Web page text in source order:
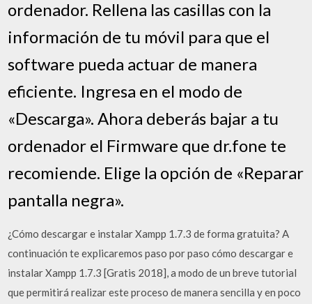
ordenador. Rellena las casillas con la
información de tu móvil para que el
software pueda actuar de manera
eficiente. Ingresa en el modo de
«Descarga». Ahora deberás bajar a tu
ordenador el Firmware que dr.fone te
recomiende. Elige la opción de «Reparar
pantalla negra».
¿Cómo descargar e instalar Xampp 1.7.3 de forma gratuita? A
continuación te explicaremos paso por paso cómo descargar e
instalar Xampp 1.7.3 [Gratis 2018], a modo de un breve tutorial
que permitirá realizar este proceso de manera sencilla y en poco